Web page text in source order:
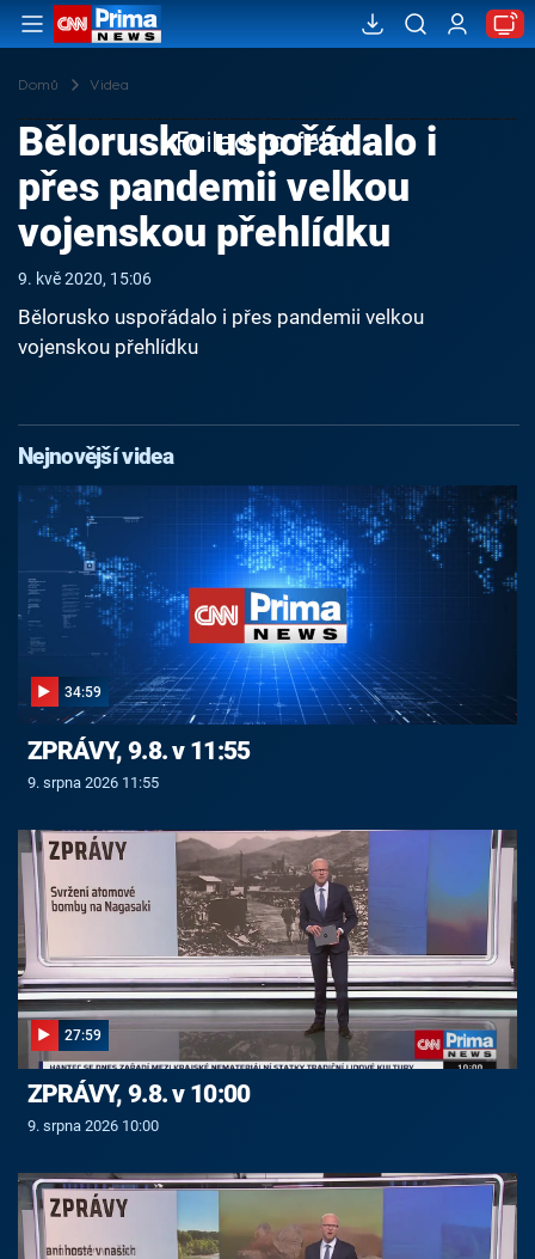
Domů Videa
Failed to fetch
Bělorusko uspořádalo i
přes pandemii velkou
vojenskou přehlídku
9. kvě 2020, 15:06
Bělorusko uspořádalo i přes pandemii velkou
vojenskou přehlídku
Nejnovější videa
34:59
ZPRÁVY, 9.8. v 11:55
9. srpna 2026 11:55
27:59
ZPRÁVY, 9.8. v 10:00
9. srpna 2026 10:00